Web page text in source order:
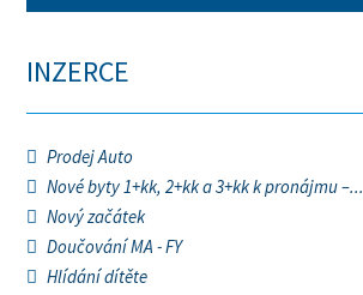
INZERCE
Prodej Auto
Nové byty 1+kk, 2+kk a 3+kk k pronájmu –...
Nový začátek
Doučování MA - FY
Hlídání dítěte